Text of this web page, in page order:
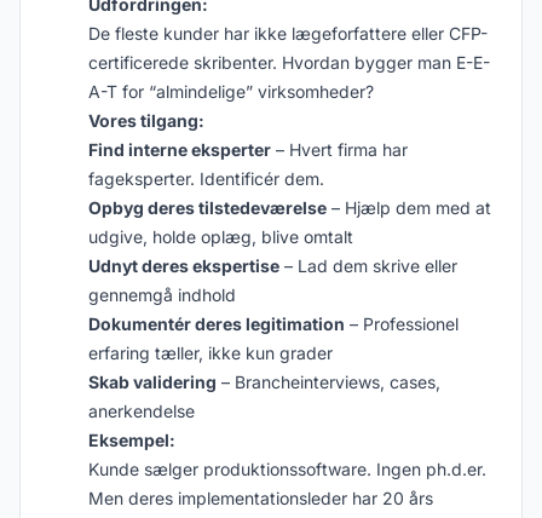
Udfordringen:
De fleste kunder har ikke lægeforfattere eller CFP-
certificerede skribenter. Hvordan bygger man E-E-
A-T for “almindelige” virksomheder?
Vores tilgang:
Find interne eksperter – Hvert firma har
fageksperter. Identificér dem.
Opbyg deres tilstedeværelse – Hjælp dem med at
udgive, holde oplæg, blive omtalt
Udnyt deres ekspertise – Lad dem skrive eller
gennemgå indhold
Dokumentér deres legitimation – Professionel
erfaring tæller, ikke kun grader
Skab validering – Brancheinterviews, cases,
anerkendelse
Eksempel:
Kunde sælger produktionssoftware. Ingen ph.d.er.
Men deres implementationsleder har 20 års